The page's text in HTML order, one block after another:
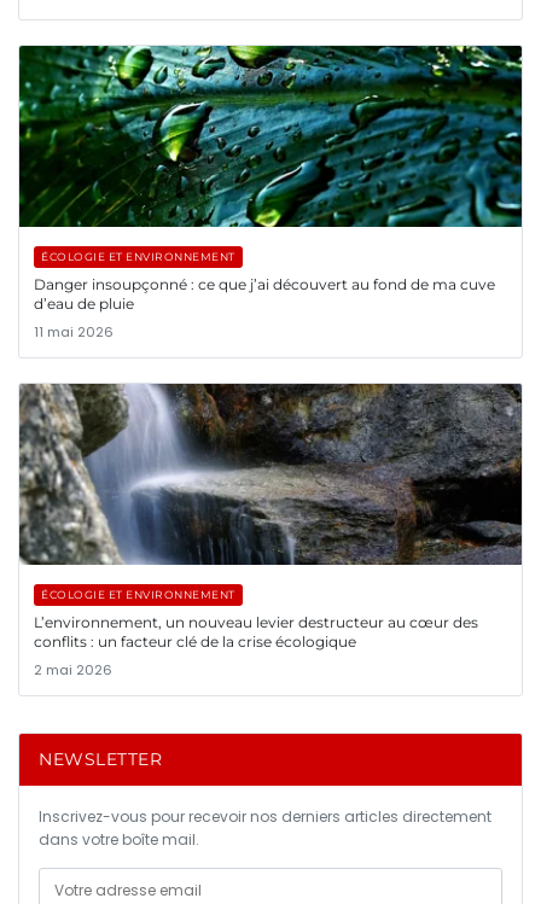
ÉCOLOGIE ET ENVIRONNEMENT
Danger insoupçonné : ce que j’ai découvert au fond de ma cuve
d’eau de pluie
11 mai 2026
ÉCOLOGIE ET ENVIRONNEMENT
L’environnement, un nouveau levier destructeur au cœur des
conflits : un facteur clé de la crise écologique
2 mai 2026
NEWSLETTER
Inscrivez-vous pour recevoir nos derniers articles directement
dans votre boîte mail.